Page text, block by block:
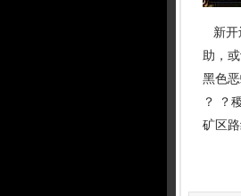
新开
助，
黑色
？ ？
矿区